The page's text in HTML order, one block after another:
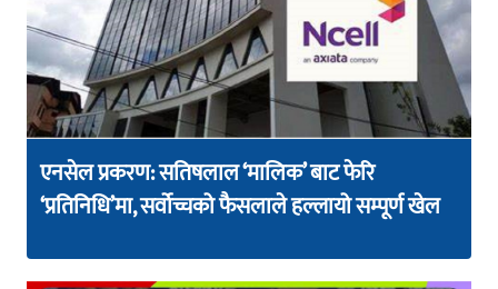
एनसेल प्रकरण: सतिषलाल ‘मालिक’ बाट फेरि
‘प्रतिनिधि’मा, सर्वोच्चको फैसलाले हल्लायो सम्पूर्ण खेल